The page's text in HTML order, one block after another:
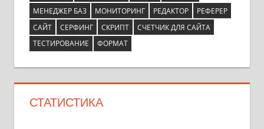
МЕНЕДЖЕР БАЗ
МОНИТОРИНГ РЕДАКТОР
РЕФЕРЕР
САЙТ
СЕРФИНГ СКРИПТ
СЧЕТЧИК ДЛЯ САЙТА
ТЕСТИРОВАНИЕ
ФОРМАТ
СТАТИСТИКА